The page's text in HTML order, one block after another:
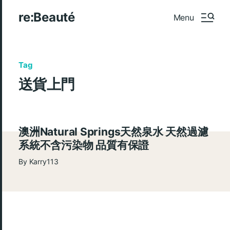
re:Beauté Menu
Tag
送貨上門
澳洲Natural Springs天然泉水 天然過濾
系統不含污染物 品質有保證
By Karry113